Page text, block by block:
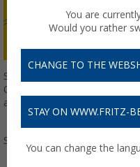
Sichere dir mit dem Code
Outdoor-Mode für Damen,
auch auf bereits reduzierte
Sortieren:
You are
Would you rather
CHANGE TO THE
STAY ON WWW.FRITZ-
You can change the